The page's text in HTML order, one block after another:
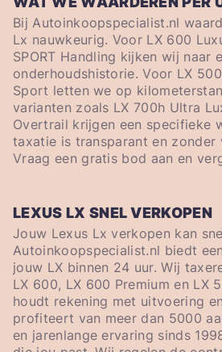
Bij Autoinkoopspecialist.nl
Lx nauwkeurig. Voor LX 600
SPORT Handling kijken wij naar
onderhoudshistorie. Voor LX
Sport letten we op
varianten zoals LX 700h Ultra
Overtrail krijgen een specifieke
taxatie is transparant en zonder
Vraag een gratis bod aan en
LEXUS LX SNEL VERKOPEN
Jouw Lexus Lx verkopen kan
Autoinkoopspecialist.nl biedt
jouw LX binnen 24 uur. Wij
LX 600, LX 600 Premium en LX
houdt rekening met uitvoering
profiteert van meer dan 5000
en jarenlange ervaring sinds